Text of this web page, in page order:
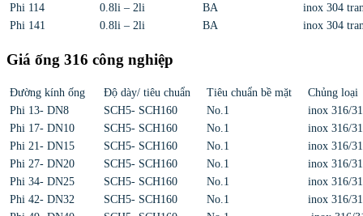
Phi 114
0.8li – 2li BA
inox 304
Phi 141
0.8li – 2li BA inox 304
Giá ống 316 công nghiệp
Đường kính ống Độ dày/ tiêu chuẩn Tiêu chuẩn bề mặt
Chủng loại
Phi 13- DN8
SCH5- SCH160 No.1
inox 316/
Phi 17- DN10
SCH5- SCH160 No.1
inox 316/
Phi 21- DN15
SCH5- SCH160 No.1
inox 316/
Phi 27- DN20
SCH5- SCH160 No.1
inox 316/
Phi 34- DN25
SCH5- SCH160 No.1
inox 316/
Phi 42- DN32
SCH5- SCH160 No.1
inox 316/